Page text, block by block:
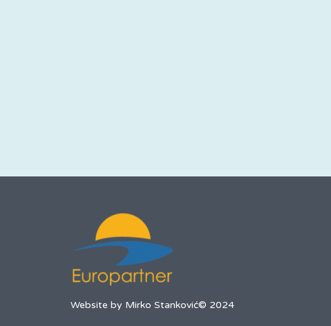
Website by Mirko Stanković© 2024